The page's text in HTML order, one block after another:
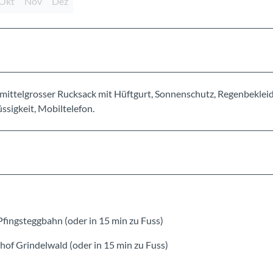
Rucksack mit Hüftgurt, Sonnenschutz,
Mobiltelefon.
(oder in 15 min zu Fuss)
Grindelwald (oder in 15 min zu Fuss)